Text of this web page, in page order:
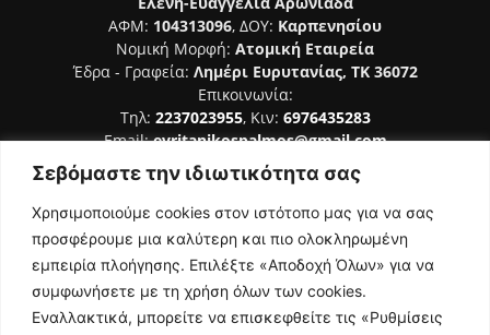
Σεβόμαστε την ιδιωτικότητα σας
Χρησιμοποιούμε cookies στον ιστότοπο μας για να σας
προσφέρουμε μια καλύτερη και πιο ολοκληρωμένη
εμπειρία πλοήγησης. Επιλέξτε «Αποδοχή Όλων» για να
συμφωνήσετε με τη χρήση όλων των cookies.
Εναλλακτικά, μπορείτε να επισκεφθείτε τις «Ρυθμίσεις
ΑΦΜ: 104313096, ΔΟΥ: Καρπενησίου
Νομική Μορφή: Ατομική Εταιρεία
Έδρα - Γραφεία: Λημέρι Ευρυτανίας, ΤΚ 36072
Επικοινωνία:
Τηλ: 2237023955, Κιν: 6976435283
Email:evritanikospalmos@gmail.com
Αριθμός Πιστοποίησης Μ.Η.Τ. 242044
ΑΚΟΛΟΥΘΗΣΕ ΜΑΣ